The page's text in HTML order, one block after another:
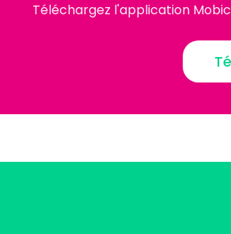
Téléchargez l'application